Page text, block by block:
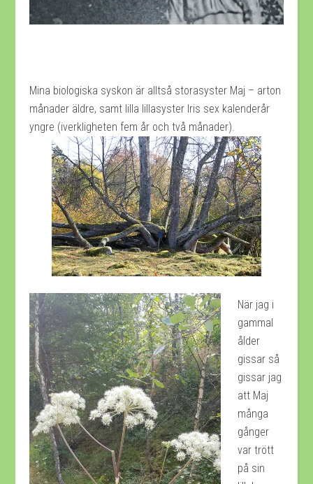
Mina biologiska syskon är alltså storasyster Maj – arton
månader äldre, samt lilla lillasyster Iris sex kalenderår
yngre (iverkligheten fem år och två månader).
När jag i
gammal
ålder
gissar så
gissar jag
att Maj
många
gånger
var trött
på sin